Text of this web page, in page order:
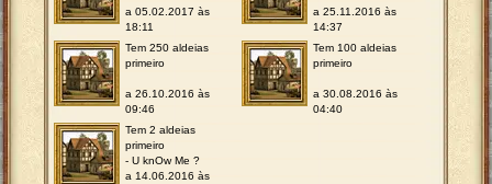
a 05.02.2017 às
18:11
a 25.11.2016 às
14:37
Tem 250 aldeias
primeiro
a 26.10.2016 às
09:46
Tem 100 aldeias
primeiro
a 30.08.2016 às
04:40
Tem 2 aldeias
primeiro
- U knOw Me ?
a 14.06.2016 às